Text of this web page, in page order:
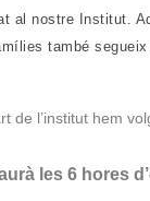
al nostre Institut.
també
l’institut hem
les 6 hores